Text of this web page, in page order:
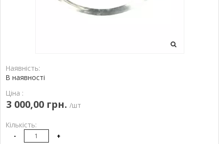
Наявність:
В наявності
Ціна :
3 000,00 грн. /шт
Кількість:
- +